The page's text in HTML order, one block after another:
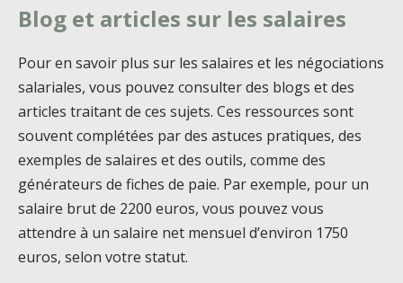
Blog et articles sur les salaires
Pour en savoir plus sur les salaires et les négociations
salariales, vous pouvez consulter des blogs et des
articles traitant de ces sujets. Ces ressources sont
souvent complétées par des astuces pratiques, des
exemples de salaires et des outils, comme des
générateurs de fiches de paie. Par exemple, pour un
salaire brut de 2200 euros, vous pouvez vous
attendre à un salaire net mensuel d’environ 1750
euros, selon votre statut.